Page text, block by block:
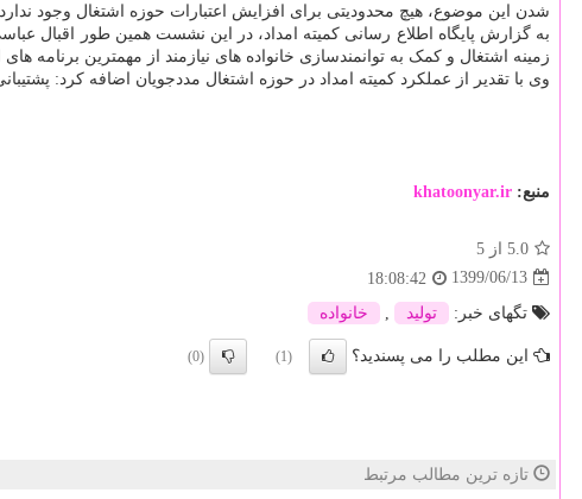
شدن این موضوع، هیچ محدودیتی برای افزایش اعتبارات حوزه اشتغال وجود ندارد.
به گزارش پایگاه اطلاع رسانی کمیته امداد، در این نشست همین طور اقبال
زمینه اشتغال و کمک به توانمندسازی خانواده های نیازمند از مهمترین برنامه های
وی با تقدیر از عملکرد کمیته امداد در حوزه اشتغال مددجویان اضافه کرد:
منبع: khatoonyar.ir
5.0 از 5
1399/06/13
18:08:42
تگهای خبر:
تولید خانواده
این مطلب را می پسندید؟ (1)
(0)
تازه ترین مطالب مرتبط